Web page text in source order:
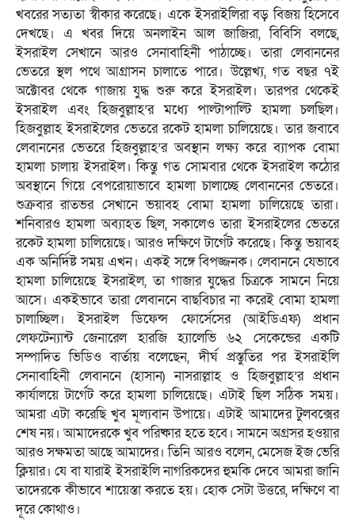
খবরের সত্যতা স্বীকার করেছে। একে ইসরাইলিরা বড় বিজয় হিসেবে
দেখছে। এ খবর দিয়ে অনলাইন আল জাজিরা, বিবিসি বলছে,
ইসরাইল সেখানে আরও সেনাবাহিনী পাঠাচ্ছে। তারা লেবাননের
ভেতরে স্থল পথে আগ্রাসন চালাতে পারে। উল্লেখ্য, গত বছর ৭ই
অক্টোবর থেকে গাজায় যুদ্ধ শুরু করে ইসরাইল। তারপর থেকেই
ইসরাইল এবং হিজবুল্লাহ’র মধ্যে পাল্টাপাল্টি হামলা চলছিল।
হিজবুল্লাহ ইসরাইলের ভেতরে রকেট হামলা চালিয়েছে। তার জবাবে
লেবাননের ভেতরে হিজবুল্লাহ’র অবস্থান লক্ষ্য করে ব্যাপক বোমা
হামলা চালায় ইসরাইল। কিন্তু গত সোমবার থেকে ইসরাইল কঠোর
অবস্থানে গিয়ে বেপরোয়াভাবে হামলা চালাচ্ছে লেবাননের ভেতরে।
শুক্রবার রাতভর সেখানে ভয়াবহ বোমা হামলা চালিয়েছে তারা।
শনিবারও হামলা অব্যাহত ছিল, সকালেও তারা ইসরাইলের ভেতরে
রকেট হামলা চালিয়েছে। আরও দক্ষিণে টার্গেট করেছে। কিন্তু ভয়াবহ
এক অনির্দিষ্ট সময় এখন। একই সঙ্গে বিপজ্জনক। লেবাননে যেভাবে
হামলা চালিয়েছে ইসরাইল, তা গাজার যুদ্ধের চিত্রকে সামনে নিয়ে
আসে। একইভাবে তারা লেবাননে বাছবিচার না করেই বোমা হামলা
চালাচ্ছিল। ইসরাইল ডিফেন্স ফোর্সেসের (আইডিএফ) প্রধান
লেফটেন্যান্ট জেনারেল হারজি হ্যালেভি ৬২ সেকেন্ডের একটি
সম্পাদিত ভিডিও বার্তায় বলেছেন, দীর্ঘ প্রস্তুতির পর ইসরাইলি
সেনাবাহিনী লেবাননে (হাসান) নাসরাল্লাহ ও হিজবুল্লাহ’র প্রধান
কার্যালয়ে টার্গেট করে হামলা চালিয়েছে। এটাই ছিল সঠিক সময়।
আমরা এটা করেছি খুব মূল্যবান উপায়ে। এটাই আমাদের টুলবক্সের
শেষ নয়। আমাদেরকে খুব পরিষ্কার হতে হবে। সামনে অগ্রসর হওয়ার
আরও সক্ষমতা আছে আমাদের। তিনি আরও বলেন, মেসেজ ইজ ভেরি
ক্লিয়ার। যে বা যারাই ইসরাইলি নাগরিকদের হুমকি দেবে আমরা জানি
তাদেরকে কীভাবে শায়েস্তা করতে হয়। হোক সেটা উত্তরে, দক্ষিণে বা
দূরে কোথাও।